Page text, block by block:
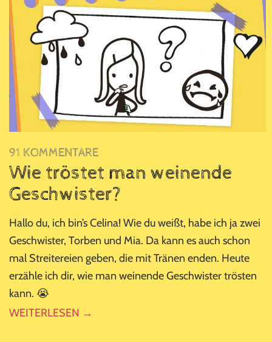
91 KOMMENTARE
Wie tröstet man weinende
Geschwister?
Hallo du, ich bin’s Celina! Wie du weißt, habe ich ja zwei
Geschwister, Torben und Mia. Da kann es auch schon
mal Streitereien geben, die mit Tränen enden. Heute
erzähle ich dir, wie man weinende Geschwister trösten
kann. 😭
WEITERLESEN →